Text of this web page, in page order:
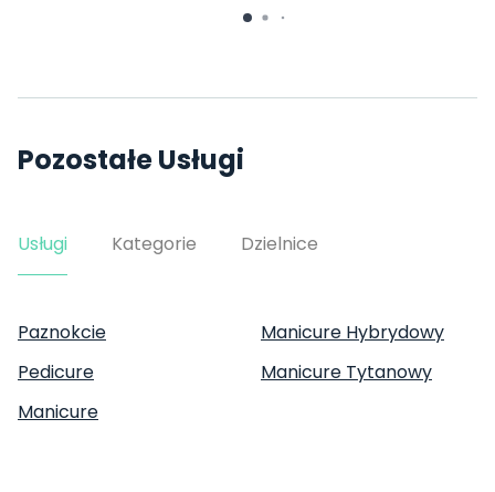
Pozostałe Usługi
Usługi Kategorie Dzielnice
Paznokcie
Manicure Hybrydowy
Pedicure
Manicure Tytanowy
Manicure